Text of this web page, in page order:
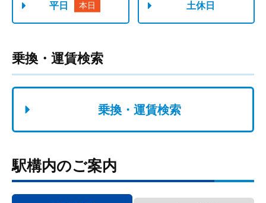
乗換・運賃検索
乗換・運賃検索
駅構内のご案内